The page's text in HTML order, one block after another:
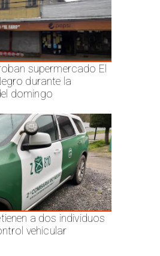
supermercado El
durante la
domingo
a dos individuos
vehicular